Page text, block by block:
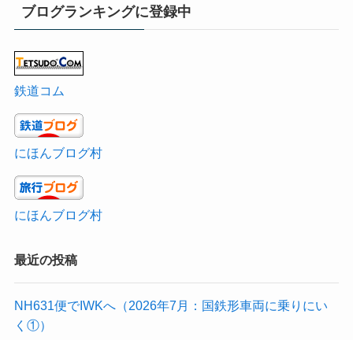
ブログランキングに登録中
鉄道コム
にほんブログ村
にほんブログ村
最近の投稿
NH631便でIWKへ（2026年7月：国鉄形車両に乗りにい
く①）